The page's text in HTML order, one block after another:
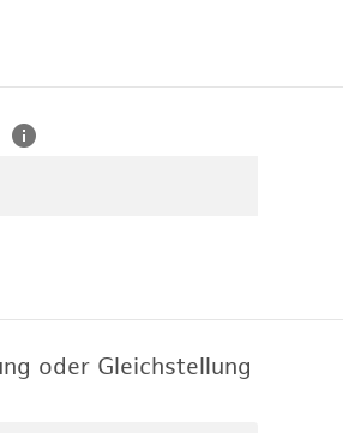
oder Gleichstellung